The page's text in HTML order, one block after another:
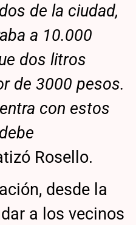
de la ciudad,
a 10.000
dos litros
de 3000 pesos.
con estos
Rosello.
desde la
a los vecinos